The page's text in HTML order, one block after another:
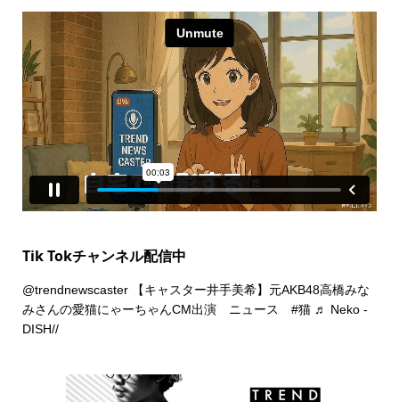
Tik Tokチャンネル配信中
@trendnewscaster【キャスター井手美希】元AKB48高橋みな
みさんの愛猫にゃーちゃんCM出演 ニュース #猫 ♬ Neko -
DISH//